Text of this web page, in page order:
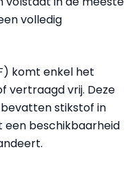
volledig
komt enkel het
vertraagd vrij. Deze
stikstof in
beschikbaarheid